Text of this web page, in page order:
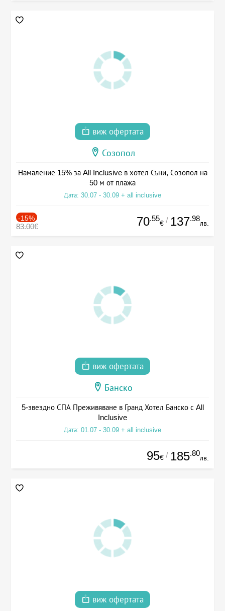
виж офертата
Созопол
Намаление 15% за All Inclusive в хотел Съни, Созопол на
50 м от плажа
Дата: 30.07 - 30.09 + all inclusive
-15%
83.00€ 70.55
€ / 137.98
лв.
виж офертата
Банско
5-звездно СПА Преживяване в Гранд Хотел Банско с All
Inclusive
Дата: 01.07 - 30.09 + all inclusive
95€ / 185.80
лв.
виж офертата